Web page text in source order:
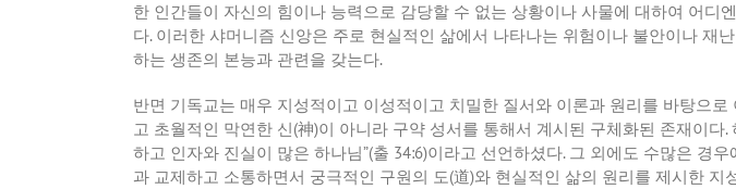
한 인간들이 자신의 힘이나 능력으로 감당할 수 없는 상황이나 사물에 대하여 어디
다. 이러한 샤머니즘 신앙은 주로 현실적인 삶에서 나타나는 위험이나 불안이나
하는 생존의 본능과 관련을 갖는다.
반면 기독교는 매우 지성적이고 이성적이고 치밀한 질서와 이론과 원리를 바탕으
고 초월적인 막연한 신(神)이 아니라 구약 성서를 통해서 계시된 구체화된 존재이다.
하고 인자와 진실이 많은 하나님”(출 34:6)이라고 선언하셨다. 그 외에도 수많은 경
과 교제하고 소통하면서 궁극적인 구원의 도(道)와 현실적인 삶의 원리를 제시한 지